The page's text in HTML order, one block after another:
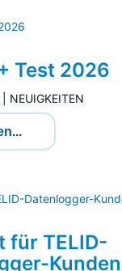
Test 2026
NEUIGKEITEN
für TELID-
Kunden